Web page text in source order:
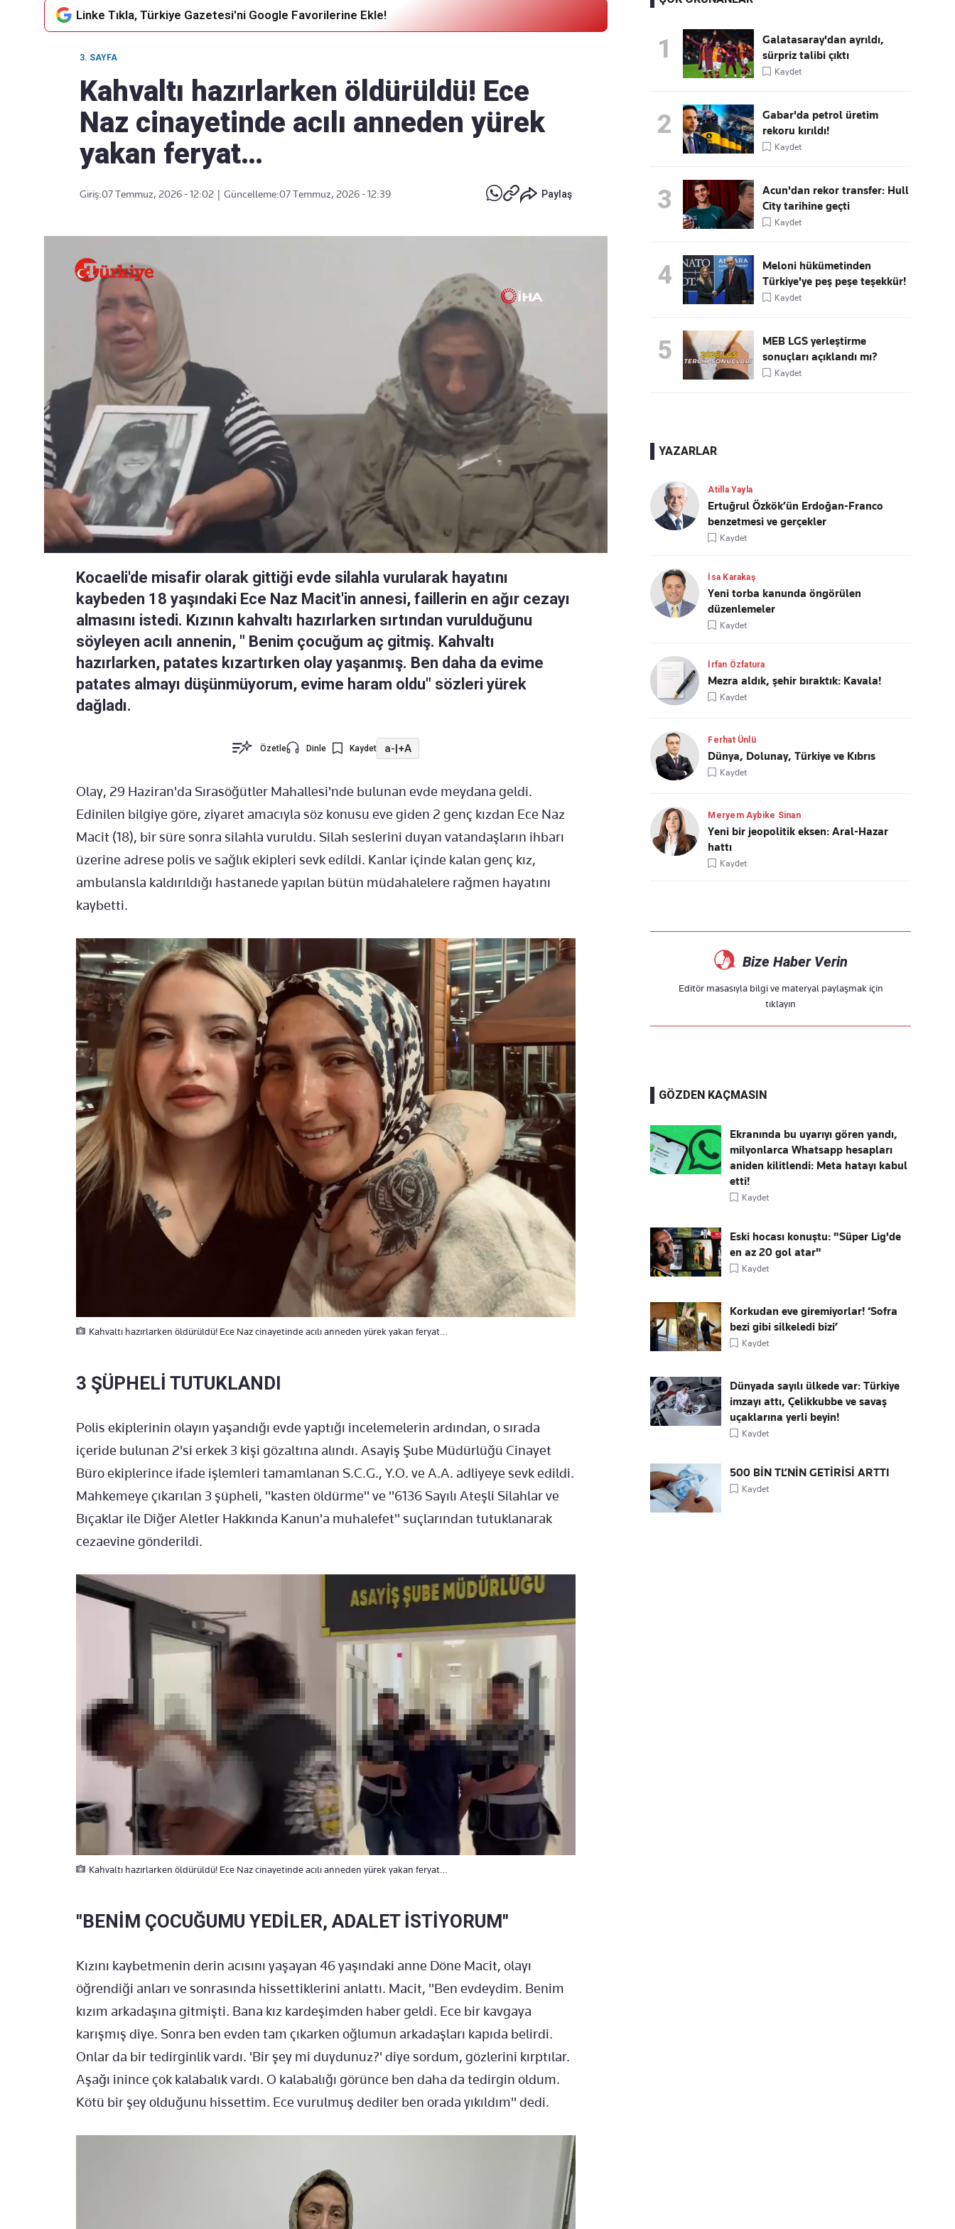
akışımıza ulaşın
göndermek içintıklayın
Kaçırmayın
Ücretsiz üye olun, gündemi
Linke Tıkla, Türkiye Gazetesi'ni Google Favorilerine Ekle!
3. SAYFA
Kahvaltı hazırlarken öldürüldü! Ece
Naz cinayetinde acılı anneden yürek
yakan feryat…
Giriş:07 Temmuz, 2026 - 12:02 Güncelleme:07 Temmuz, 2026 - 12:39 Paylaş
Kocaeli'de misafir olarak gittiği evde silahla vurularak hayatını
kaybeden 18 yaşındaki Ece Naz Macit'in annesi, faillerin en ağır cezayı
almasını istedi. Kızının kahvaltı hazırlarken sırtından vurulduğunu
söyleyen acılı annenin, " Benim çocuğum aç gitmiş. Kahvaltı
hazırlarken, patates kızartırken olay yaşanmış. Ben daha da evime
patates almayı düşünmüyorum, evime haram oldu" sözleri yürek
dağladı.
Özetle Dinle Kaydet a-|+A
Olay, 29 Haziran'da Sırasöğütler Mahallesi'nde bulunan evde meydana geldi.
Edinilen bilgiye göre, ziyaret amacıyla söz konusu eve giden 2 genç kızdan Ece Naz
Macit (18), bir süre sonra silahla vuruldu. Silah seslerini duyan vatandaşların ihbarı
üzerine adrese polis ve sağlık ekipleri sevk edildi. Kanlar içinde kalan genç kız,
ambulansla kaldırıldığı hastanede yapılan bütün müdahalelere rağmen hayatını
kaybetti.
Kahvaltı hazırlarken öldürüldü! Ece Naz cinayetinde acılı anneden yürek yakan feryat…
3 ŞÜPHELİ TUTUKLANDI
Polis ekiplerinin olayın yaşandığı evde yaptığı incelemelerin ardından, o sırada
içeride bulunan 2'si erkek 3 kişi gözaltına alındı. Asayiş Şube Müdürlüğü Cinayet
Büro ekiplerince ifade işlemleri tamamlanan S.C.G., Y.O. ve A.A. adliyeye sevk edildi.
Mahkemeye çıkarılan 3 şüpheli, "kasten öldürme" ve "6136 Sayılı Ateşli Silahlar ve
Bıçaklar ile Diğer Aletler Hakkında Kanun'a muhalefet" suçlarından tutuklanarak
cezaevine gönderildi.
Kahvaltı hazırlarken öldürüldü! Ece Naz cinayetinde acılı anneden yürek yakan feryat…
"BENİM ÇOCUĞUMU YEDİLER, ADALET İSTİYORUM"
Kızını kaybetmenin derin acısını yaşayan 46 yaşındaki anne Döne Macit, olayı
öğrendiği anları ve sonrasında hissettiklerini anlattı. Macit, "Ben evdeydim. Benim
kızım arkadaşına gitmişti. Bana kız kardeşimden haber geldi. Ece bir kavgaya
karışmış diye. Sonra ben evden tam çıkarken oğlumun arkadaşları kapıda belirdi.
Onlar da bir tedirginlik vardı. 'Bir şey mi duydunuz?' diye sordum, gözlerini kırptılar.
Aşağı inince çok kalabalık vardı. O kalabalığı görünce ben daha da tedirgin oldum.
Kötü bir şey olduğunu hissettim. Ece vurulmuş dediler ben orada yıkıldım" dedi.
1
Galatasaray'dan ayrıldı,
sürpriz talibi çıktı
Kaydet
2
Gabar'da petrol üretim
rekoru kırıldı!
Kaydet
3
Acun'dan rekor transfer: Hull
City tarihine geçti
Kaydet
4
Meloni hükümetinden
Türkiye'ye peş peşe teşekkür!
Kaydet
5
MEB LGS yerleştirme
sonuçları açıklandı mı?
Kaydet
YAZARLAR
Atilla Yayla
Ertuğrul Özkök’ün Erdoğan-Franco
benzetmesi ve gerçekler
Kaydet
İsa Karakaş
Yeni torba kanunda öngörülen
düzenlemeler
Kaydet
İrfan Özfatura
Mezra aldık, şehir bıraktık: Kavala!
Kaydet
Ferhat Ünlü
Dünya, Dolunay, Türkiye ve Kıbrıs
Kaydet
Meryem Aybike Sinan
Yeni bir jeopolitik eksen: Aral-Hazar
hattı
Kaydet
Bize Haber Verin
Editör masasıyla bilgi ve materyal paylaşmak için
tıklayın
GÖZDEN KAÇMASIN
Ekranında bu uyarıyı gören yandı,
milyonlarca Whatsapp hesapları
aniden kilitlendi: Meta hatayı kabul
etti!
Kaydet
Eski hocası konuştu: "Süper Lig'de
en az 20 gol atar"
Kaydet
Korkudan eve giremiyorlar! ‘Sofra
bezi gibi silkeledi bizi’
Kaydet
Dünyada sayılı ülkede var: Türkiye
imzayı attı, Çelikkubbe ve savaş
uçaklarına yerli beyin!
Kaydet
500 BİN TL’NİN GETİRİSİ ARTTI
Kaydet